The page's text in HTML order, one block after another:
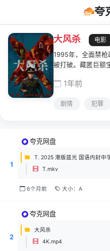
夸
大风杀
电影
1995年，全面禁枪
被打破。藏匿巨额
北山一道用武力封
将席卷而来。“夜
1年前
剧情 犯罪
1
夸克网盘
T. 2025 港版蓝光 国语内封中
T.mkv
6个月前 大小：A
2
夸克网盘
大风杀
4K.mp4